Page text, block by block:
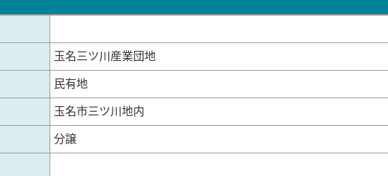
玉名三ツ川産業団地
民有地
玉名市三ツ川地内
分譲